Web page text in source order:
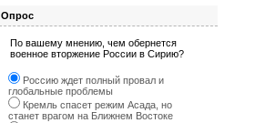
Опрос
По вашему мнению, чем обернется
военное вторжение России в Сирию?
Россию ждет полный провал и
глобальные проблемы
Кремль спасет режим Асада, но
станет врагом на Ближнем Востоке